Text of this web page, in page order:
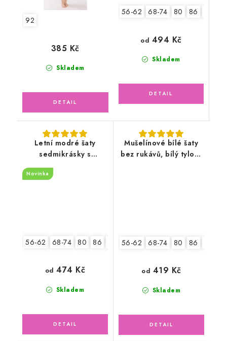
92
Skladem
385 Kč
56-62 68-74 80 86
Skladem
od 494 Kč
Letní modré šaty
sedmikrásky s
čelenkou
Novinka
56-62 68-74 80 86
Skladem
od 474 Kč
Mušelínové bílé šaty
bez rukávů, bílý tylový
56-62 68-74 80 86
Skladem
od 419 Kč